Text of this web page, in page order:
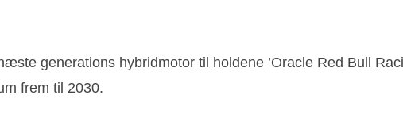
generations hybridmotor til holdene ’Oracle Red Bull
frem til 2030.